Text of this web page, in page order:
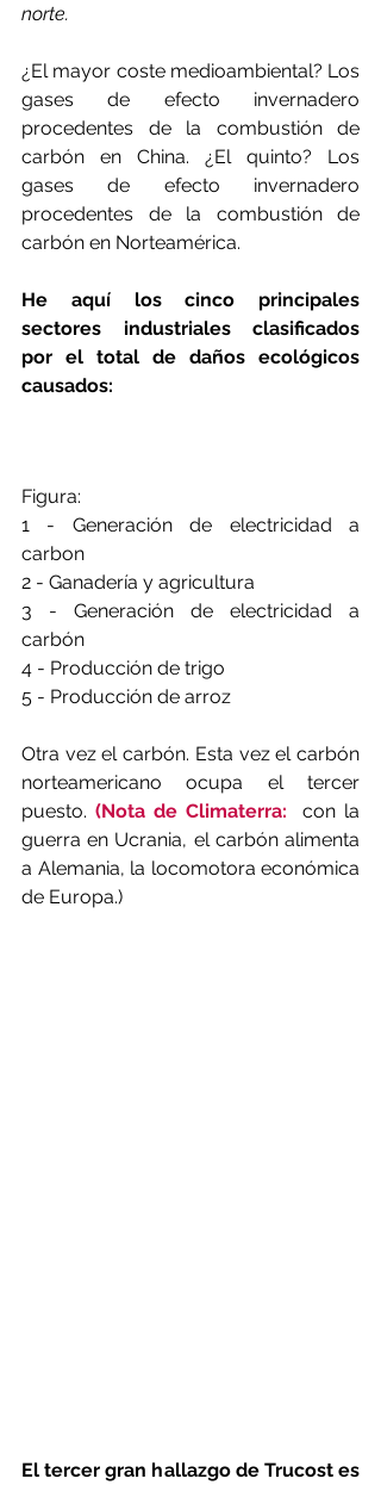
norte.
¿El mayor coste medioambiental? Los
gases de efecto invernadero
procedentes de la combustión de
carbón en China. ¿El quinto? Los
gases de efecto invernadero
procedentes de la combustión de
carbón en Norteamérica.
He aquí los cinco principales
sectores industriales clasificados
por el total de daños ecológicos
causados:
Figura:
1 - Generación de electricidad a
carbon
2 - Ganadería y agricultura
3 - Generación de electricidad a
carbón
4 - Producción de trigo
5 - Producción de arroz
Otra vez el carbón. Esta vez el carbón
norteamericano ocupa el tercer
puesto. (Nota de Climaterra:
  con la
guerra en Ucrania, el carbón alimenta
a Alemania, la locomotora económica
de Europa.)
El tercer gran hallazgo de Trucost es